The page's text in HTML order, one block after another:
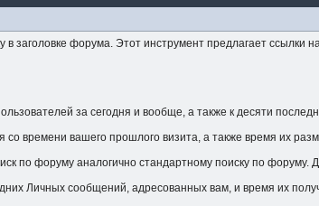
заголовке форума. Этот инструмент предлагает ссылки
за сегодня и вообще, а также к десяти
времени вашего прошлого визита, а также время их
по форуму аналогично стандартному поиску по форуму.
Личных сообщений, адресованных вам, и время их